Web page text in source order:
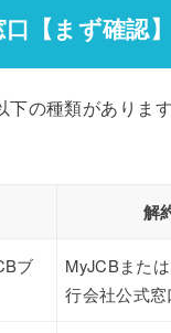
【まず確認】
の種類がありま
解
ブ
MyJCBまた
行会社公式窓